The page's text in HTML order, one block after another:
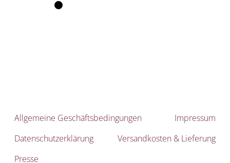
Allgemeine Geschäftsbedingungen
Impressum
Datenschutzerklärung
Versandkosten & Lieferung
Presse